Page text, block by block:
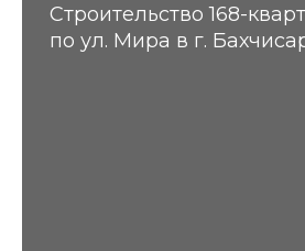
Строительство 168-
по ул. Мира в г.